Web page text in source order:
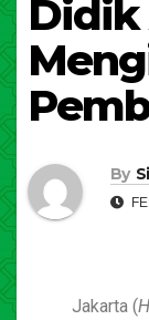
Didik
By
Jakarta (